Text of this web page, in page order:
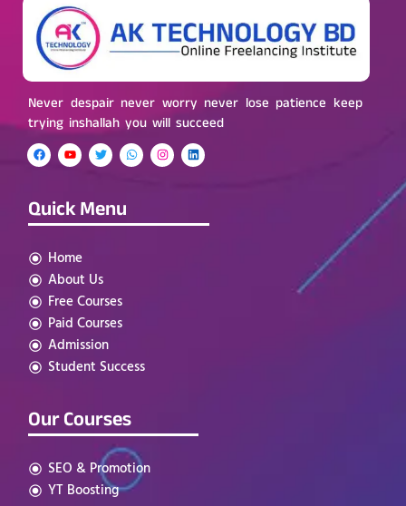
Never despair never worry never lose patience keep
trying inshallah you will succeed
Quick Menu
Home
About Us
Free Courses
Paid Courses
Admission
Student Success
Our Courses
SEO & Promotion
YT Boosting